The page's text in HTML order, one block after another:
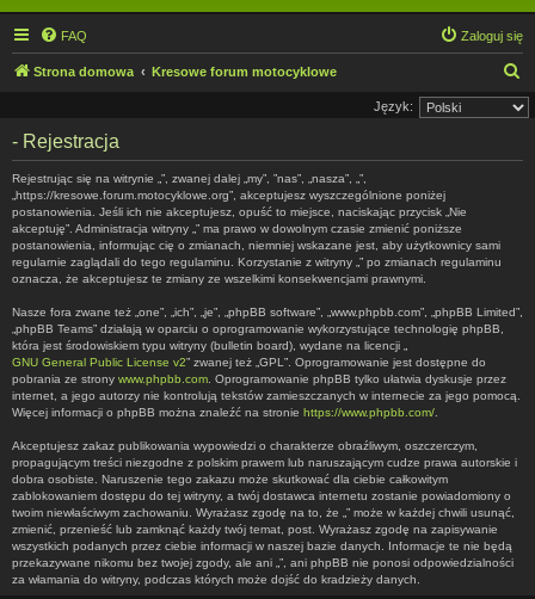
FAQ Zaloguj się
Strona domowa Kresowe forum motocyklowe
z
Język:
- Rejestracja
Rejestrując się na witrynie „”, zwanej dalej „my”, ”nas”, „nasza”, „”,
„https://kresowe.forum.motocyklowe.org”, akceptujesz wyszczególnione poniżej
postanowienia. Jeśli ich nie akceptujesz, opuść to miejsce, naciskając przycisk „Nie
akceptuję”. Administracja witryny „” ma prawo w dowolnym czasie zmienić poniższe
postanowienia, informując cię o zmianach, niemniej wskazane jest, aby użytkownicy sami
regularnie zaglądali do tego regulaminu. Korzystanie z witryny „” po zmianach regulaminu
oznacza, że akceptujesz te zmiany ze wszelkimi konsekwencjami prawnymi.
Nasze fora zwane też „one”, „ich”, „je”, „phpBB software”, „www.phpbb.com”, „phpBB Limited”,
„phpBB Teams” działają w oparciu o oprogramowanie wykorzystujące technologię phpBB,
która jest środowiskiem typu witryny (bulletin board), wydane na licencji „
GNU General Public License v2” zwanej też „GPL”. Oprogramowanie jest dostępne do
pobrania ze strony www.phpbb.com . Oprogramowanie phpBB tylko ułatwia dyskusje przez
internet, a jego autorzy nie kontrolują tekstów zamieszczanych w internecie za jego pomocą.
Więcej informacji o phpBB można znaleźć na stronie https://www.phpbb.com/
Akceptujesz zakaz publikowania wypowiedzi o charakterze obraźliwym, oszczerczym,
propagującym treści niezgodne z polskim prawem lub naruszającym cudze prawa autorskie i
dobra osobiste. Naruszenie tego zakazu może skutkować dla ciebie całkowitym
zablokowaniem dostępu do tej witryny, a twój dostawca internetu zostanie powiadomiony o
twoim niewłaściwym zachowaniu. Wyrażasz zgodę na to, że „” może w każdej chwili usunąć,
zmienić, przenieść lub zamknąć każdy twój temat, post. Wyrażasz zgodę na zapisywanie
wszystkich podanych przez ciebie informacji w naszej bazie danych. Informacje te nie będą
przekazywane nikomu bez twojej zgody, ale ani „”, ani phpBB nie ponosi odpowiedzialności
za włamania do witryny, podczas których może dojść do kradzieży danych.